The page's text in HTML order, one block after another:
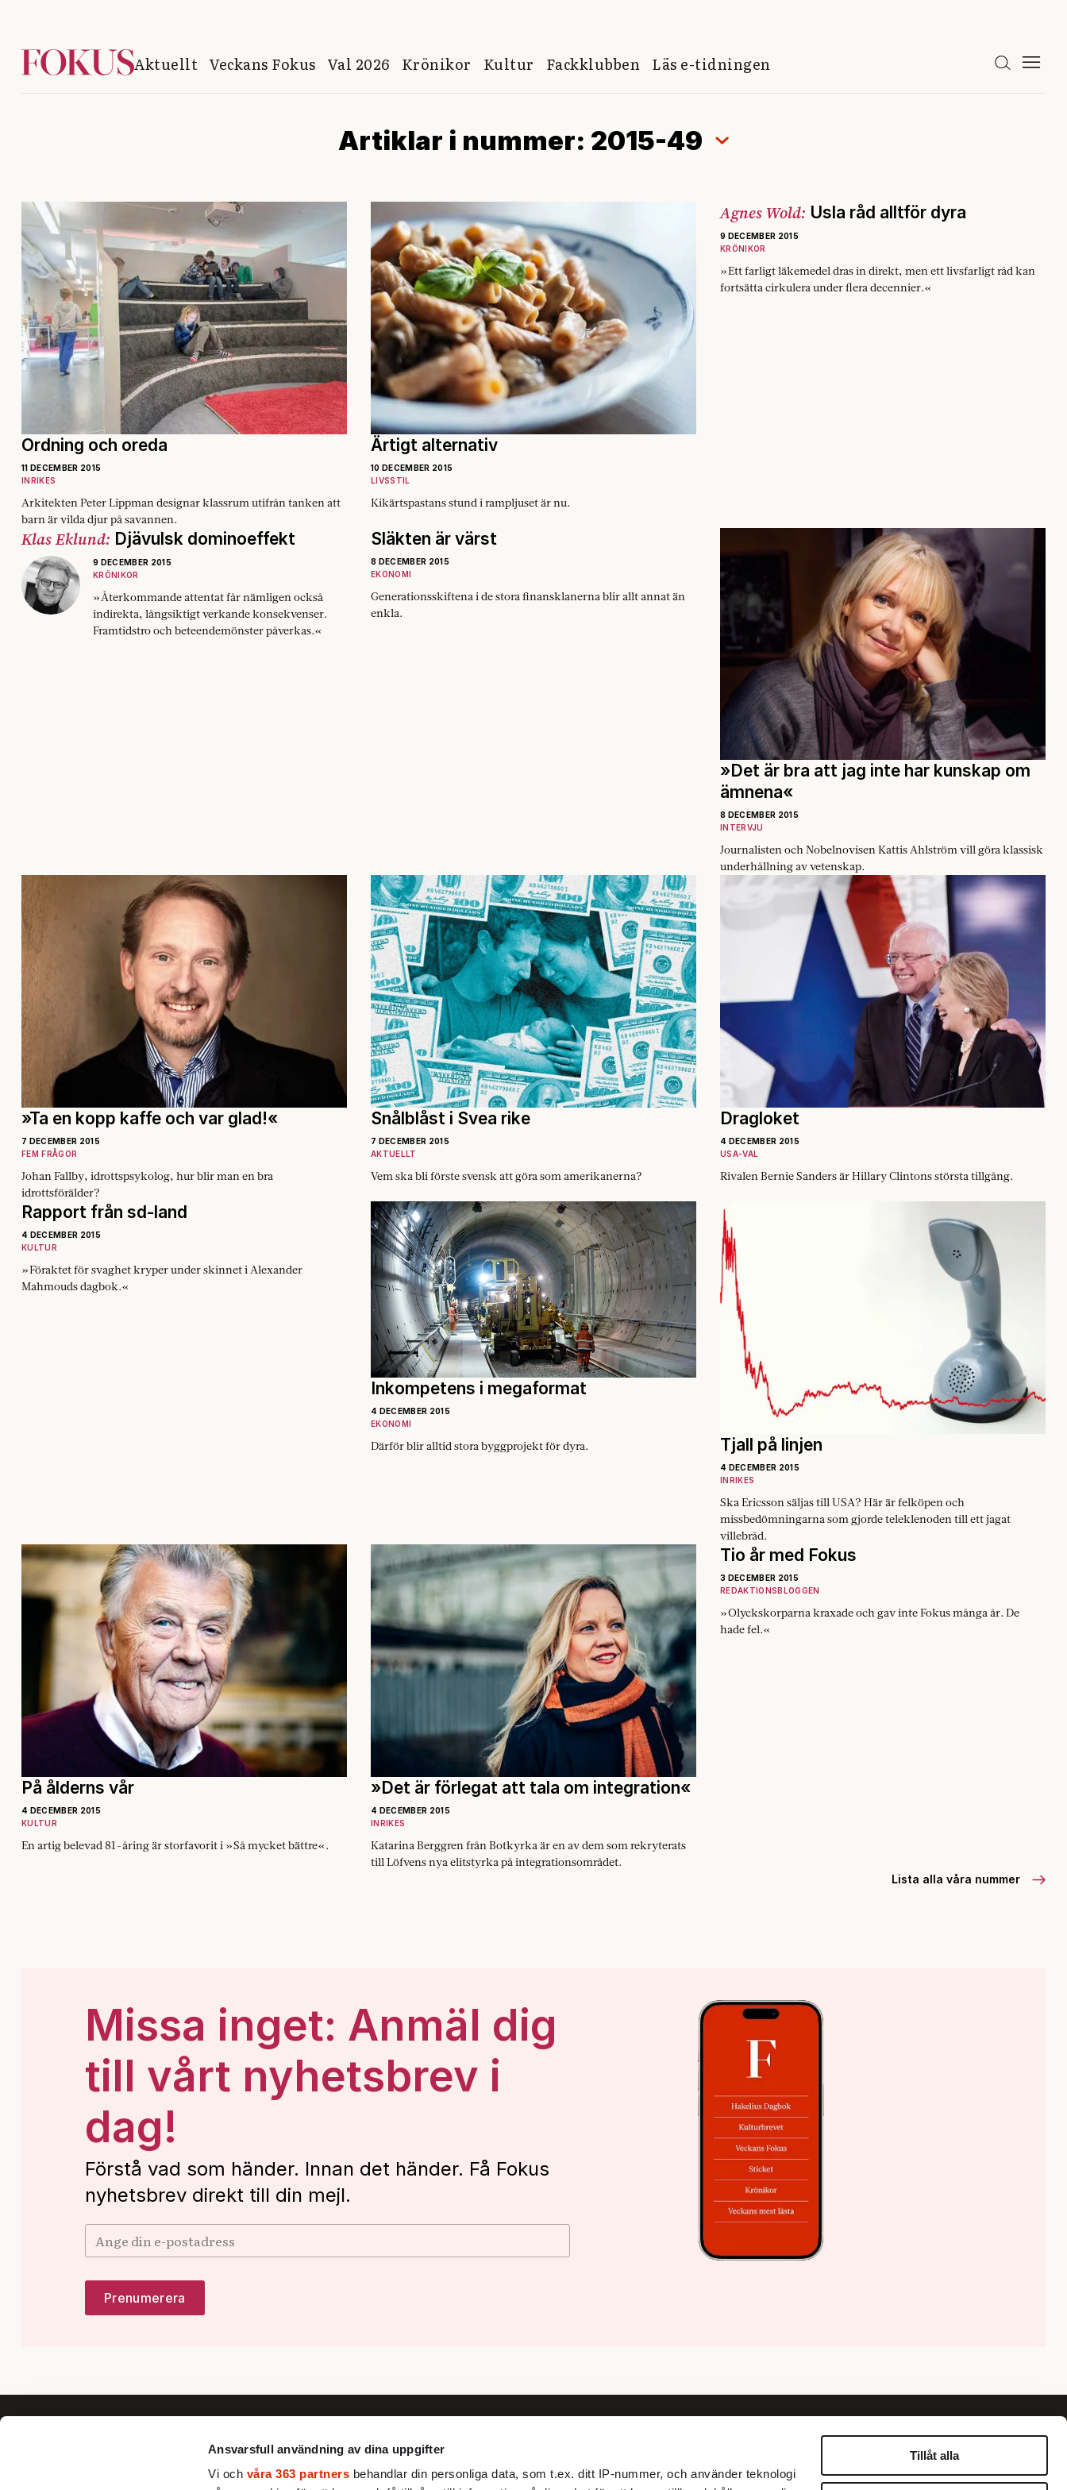
Ansvarsfull användning av dina uppgifter
Vi och våra 363 partners behandlar din personliga data, som t.ex. ditt IP-nummer, och använder teknologi
Tillåt alla
Aktuellt Veckans Fokus Val 2026 Krönikor Kultur Fackklubben Läs e-tidningen
Artiklar i nummer: 2015-49
Ordning och oreda
11 DECEMBER 2015
INRIKES
Arkitekten Peter Lippman designar klassrum utifrån tanken att
barn är vilda djur på savannen.
Ärtigt alternativ
10 DECEMBER 2015
LIVSSTIL
Kikärtspastans stund i rampljuset är nu.
Agnes Wold: Usla råd alltför dyra
9 DECEMBER 2015
KRÖNIKOR
»Ett farligt läkemedel dras in direkt, men ett livsfarligt råd kan
fortsätta cirkulera under flera decennier.«
Klas Eklund: Djävulsk dominoeffekt
9 DECEMBER 2015
KRÖNIKOR
»Återkommande attentat får nämligen också
indirekta, långsiktigt verkande konsekvenser.
Framtidstro och beteendemönster påverkas.«
Släkten är värst
8 DECEMBER 2015
EKONOMI
Generations­skiftena i de stora finansklanerna blir allt annat än
enkla.
»Det är bra att jag inte har kunskap om
ämnena«
8 DECEMBER 2015
INTERVJU
Journalisten och Nobelnovisen Kattis Ahlström vill göra klassisk
underhållning av vetenskap.
»Ta en kopp kaffe och var glad!«
7 DECEMBER 2015
FEM FRÅGOR
Johan Fallby, idrottspsykolog, hur blir man en bra
idrottsförälder?
Snålblåst i Svea rike
7 DECEMBER 2015
AKTUELLT
Vem ska bli förste svensk att göra som amerikanerna?
Dragloket
4 DECEMBER 2015
USA-VAL
Rivalen Bernie Sanders är Hillary Clintons största tillgång.
Rapport från sd-land
4 DECEMBER 2015
KULTUR
»Föraktet för svaghet kryper under skinnet i Alexander
Mahmouds dagbok.«
Inkompetens i megaformat
4 DECEMBER 2015
EKONOMI
Därför blir alltid stora byggprojekt för dyra. Tjall på linjen
4 DECEMBER 2015
INRIKES
Ska Ericsson säljas till USA? Här är felköpen och
missbedömningarna som gjorde teleklenoden till ett jagat
villebråd.
På ålderns vår
4 DECEMBER 2015
KULTUR
En artig belevad 81-åring är storfavorit i »Så mycket bättre«.
»Det är förlegat att tala om integration«
4 DECEMBER 2015
INRIKES
Katarina Berggren från Botkyrka är en av dem som rekryterats
till Löfvens nya elitstyrka på integrationsområdet.
Tio år med Fokus
3 DECEMBER 2015
REDAKTIONSBLOGGEN
»Olyckskorparna kraxade och gav inte Fokus många år. De
hade fel.«
Lista alla våra nummer
Missa inget: Anmäl dig
till vårt nyhetsbrev i
dag!
Förstå vad som händer. Innan det händer. Få Fokus
nyhetsbrev direkt till din mejl.
Facebook Om Fokus
Information
Personuppgiftspolicy